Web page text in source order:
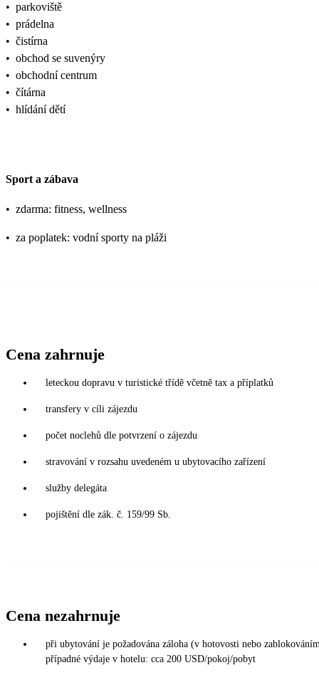
• parkoviště
• prádelna
• čistírna
• obchod se suvenýry
• obchodní centrum
• čítárna
• hlídání dětí
Sport a zábava
• zdarma: fitness, wellness
• za poplatek: vodní sporty na pláži
Cena zahrnuje
leteckou dopravu v turistické třídě včetně tax a příplatků
transfery v cíli zájezdu
počet noclehů dle potvrzení o zájezdu
stravování v rozsahu uvedeném u ubytovacího zařízení
služby delegáta
pojištění dle zák. č. 159/99 Sb.
Cena nezahrnuje
při ubytování je požadována záloha (v hotovosti nebo
případné výdaje v hotelu: cca 200 USD/pokoj/pobyt